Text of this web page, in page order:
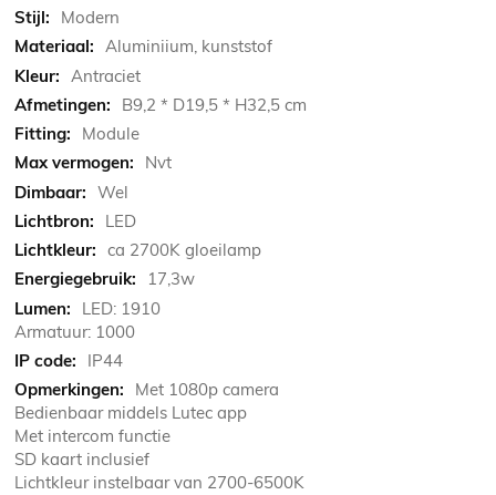
Modern
Aluminiium, kunststof
Antraciet
B9,2 * D19,5 * H32,5 cm
Module
Nvt
Wel
LED
ca 2700K gloeilamp
17,3w
LED: 1910
Armatuur: 1000
IP44
Met 1080p camera
Bedienbaar middels Lutec app
Met intercom functie
SD kaart inclusief
Lichtkleur instelbaar van 2700-6500K